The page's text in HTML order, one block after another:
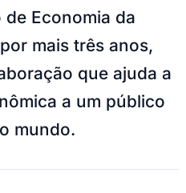
Economia da
mais três anos,
que ajuda a
a um público
mundo.